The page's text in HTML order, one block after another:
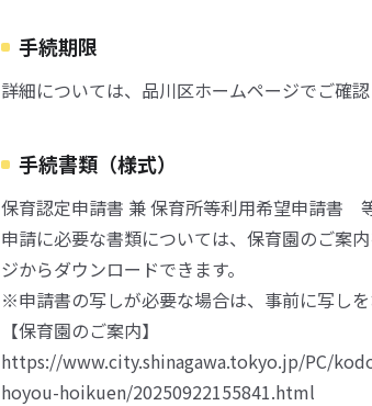
手続期限
詳細については、品川区ホームページでご確認
手続書類（様式）
保育認定申請書 兼 保育所等利用希望申請書
申請に必要な書類については、保育園のご案
ジからダウンロードできます。
※申請書の写しが必要な場合は、事前に写しを
【保育園のご案内】
https://www.city.shinagawa.tokyo.jp/PC/
hoyou-hoikuen/20250922155841.html